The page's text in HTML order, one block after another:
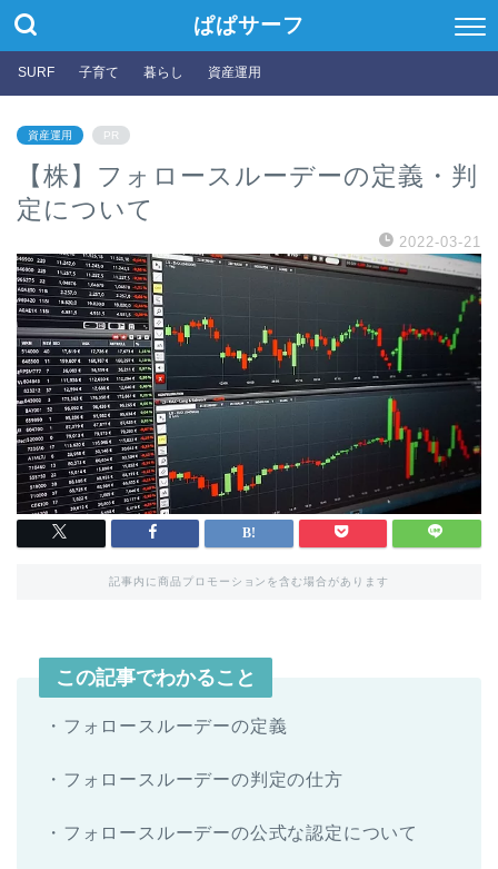
ぱぱサーフ
SURF 子育て 暮らし 資産運用
資産運用 PR
【株】フォロースルーデーの定義・判
定について
2022-03-21
記事内に商品プロモーションを含む場合があります
この記事でわかること
・フォロースルーデーの定義
・フォロースルーデーの判定の仕方
・フォロースルーデーの公式な認定について